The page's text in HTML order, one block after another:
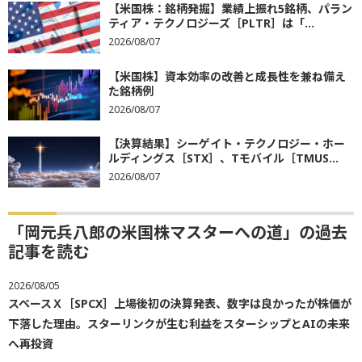
【米国株：銘柄発掘】業績上振れ5銘柄、パラン
ティア・テクノロジーズ［PLTR］は「...
2026/08/07
【米国株】資本効率の改善と成長性を兼ね備え
た銘柄例
2026/08/07
【決算結果】シーゲイト・テクノロジー・ホー
ルディングス［STX］、Tモバイル［TMUS...
2026/08/07
「岡元兵八郎の米国株マスターへの道」の過去
記事を読む
2026/08/05
スペースＸ［SPCX］上場後初の決算発表、数字は良かったが株価が
下落した理由。スターリンクが生む利益をスターシップとAIの未来
へ再投資